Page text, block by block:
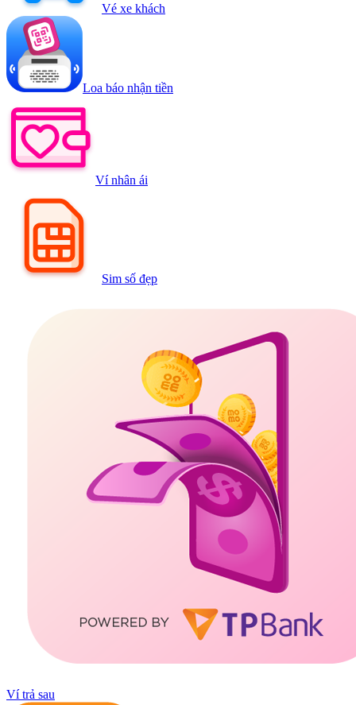
Vé xe khách
Loa báo nhận tiền
Ví nhân ái
Sim số đẹp
Ví trả sau